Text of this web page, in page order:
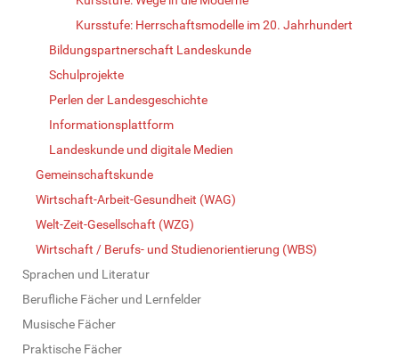
Kursstufe: Herrschaftsmodelle im 20. Jahrhundert
Bildungspartnerschaft Landeskunde
Schulprojekte
Perlen der Landesgeschichte
Informationsplattform
Landeskunde und digitale Medien
Gemeinschaftskunde
Wirtschaft-Arbeit-Gesundheit (WAG)
Welt-Zeit-Gesellschaft (WZG)
Wirtschaft / Berufs- und Studienorientierung (WBS)
Sprachen und Literatur
Berufliche Fächer und Lernfelder
Musische Fächer
Praktische Fächer